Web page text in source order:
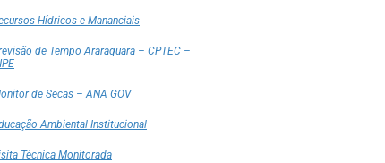
Hídricos e Mananciais
de Tempo Araraquara – CPTEC –
de Secas – ANA GOV
Ambiental Institucional
Técnica Monitorada